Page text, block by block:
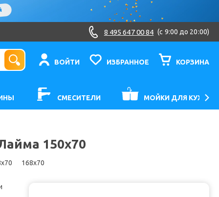
8 495 647 00 84 (c 9:00 до 20:00)
ВОЙТИ ИЗБРАННОЕ КОРЗИНА
СМЕСИТЕЛИ МОЙКИ ДЛЯ КУХНИ
150x70
168x70